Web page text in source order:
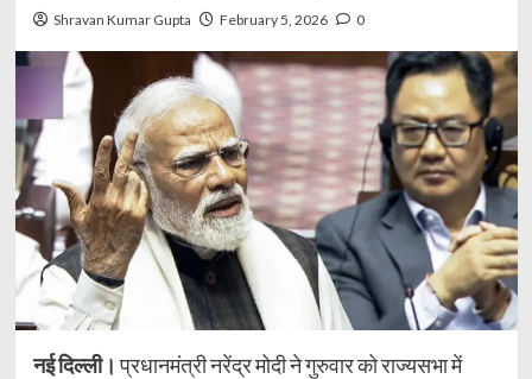
Shravan Kumar Gupta February 5, 2026 0
नई दिल्ली। प्रधानमंत्री नरेंद्र मोदी ने गुरुवार को राज्यसभा में